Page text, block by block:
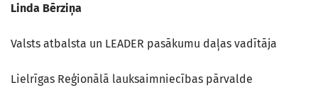
Linda Bērziņa
Valsts atbalsta un LEADER pasākumu daļas vadītāja
Lielrīgas Reģionālā lauksaimniecības pārvalde